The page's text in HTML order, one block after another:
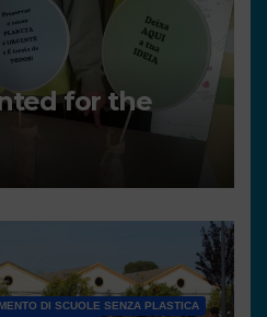
for the
DI SCUOLE SENZA PLASTICA